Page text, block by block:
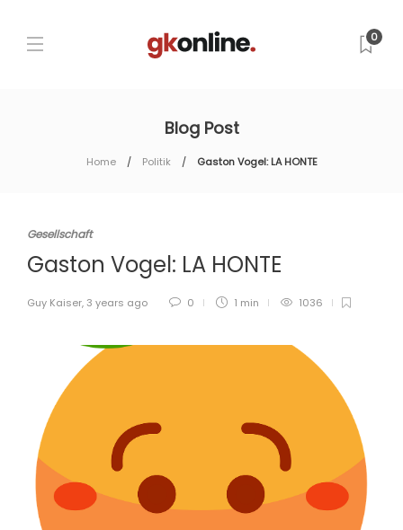
0
Blog Post
Home Politik Gaston Vogel: LA HONTE
Gesellschaft
Gaston Vogel: LA HONTE
Guy Kaiser, 3 years ago 0 1 min 1036